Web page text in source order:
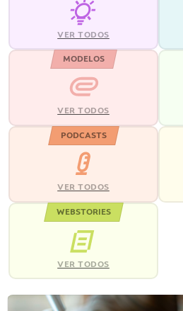
VER TODOS
MODELOS
VER TODOS
PODCASTS
VER TODOS
WEBSTORIES
VER TODOS